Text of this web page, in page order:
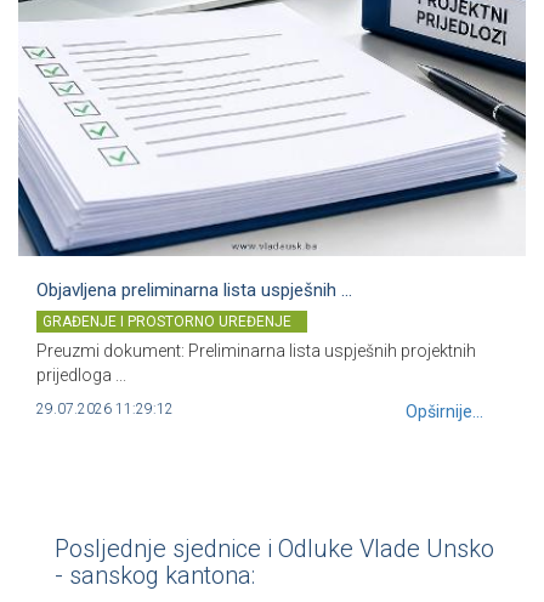
Objavljena preliminarna lista uspješnih ...
GRAĐENJE I PROSTORNO UREĐENJE
Preuzmi dokument: Preliminarna lista uspješnih projektnih
prijedloga ...
29.07.2026 11:29:12 Opširnije...
Posljednje sjednice i Odluke Vlade Unsko
- sanskog kantona: